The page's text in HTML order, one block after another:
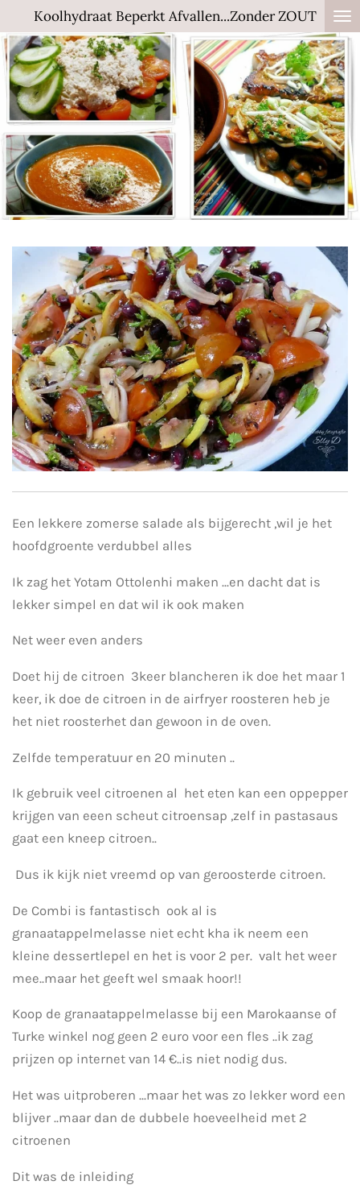
direct
naar
de
hoofdinhoud
Koolhydraat Beperkt Afvallen...Zonder ZOUT
Een lekkere zomerse salade als bijgerecht ,wil je het
hoofdgroente verdubbel alles
Ik zag het Yotam Ottolenhi maken ...en dacht dat is
lekker simpel en dat wil ik ook maken
Net weer even anders
Doet hij de citroen 3keer blancheren ik doe het maar 1
keer, ik doe de citroen in de airfryer roosteren heb je
het niet roosterhet dan gewoon in de oven.
Zelfde temperatuur en 20 minuten ..
Ik gebruik veel citroenen al het eten kan een oppepper
krijgen van eeen scheut citroensap ,zelf in pastasaus
gaat een kneep citroen..
Dus ik kijk niet vreemd op van geroosterde citroen.
De Combi is fantastisch ook al is
granaatappelmelasse niet echt kha ik neem een
kleine dessertlepel en het is voor 2 per. valt het weer
mee..maar het geeft wel smaak hoor!!
Koop de granaatappelmelasse bij een Marokaanse of
Turke winkel nog geen 2 euro voor een fles ..ik zag
prijzen op internet van 14 €..is niet nodig dus.
Het was uitproberen ...maar het was zo lekker word een
blijver ..maar dan de dubbele hoeveelheid met 2
citroenen
Dit was de inleiding